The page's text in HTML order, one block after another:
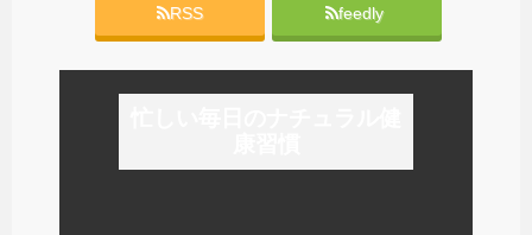
RSS feedly